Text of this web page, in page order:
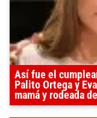
Así fue el
Palito Ortega y
mamá y rodeada